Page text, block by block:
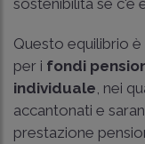
Questo equilibrio
per i fondi
individuale , nei
accantonati e
prestazione